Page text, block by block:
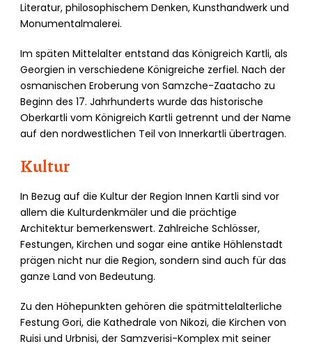
Literatur, philosophischem Denken, Kunsthandwerk und
Monumentalmalerei.
Im späten Mittelalter entstand das Königreich Kartli, als
Georgien in verschiedene Königreiche zerfiel. Nach der
osmanischen Eroberung von Samzche-Zaatacho zu
Beginn des 17. Jahrhunderts wurde das historische
Oberkartli vom Königreich Kartli getrennt und der Name
auf den nordwestlichen Teil von Innerkartli übertragen.
Kultur
In Bezug auf die Kultur der Region Innen Kartli sind vor
allem die Kulturdenkmäler und die prächtige
Architektur bemerkenswert. Zahlreiche Schlösser,
Festungen, Kirchen und sogar eine antike Höhlenstadt
prägen nicht nur die Region, sondern sind auch für das
ganze Land von Bedeutung.
Zu den Höhepunkten gehören die spätmittelalterliche
Festung Gori, die Kathedrale von Nikozi, die Kirchen von
Ruisi und Urbnisi, der Samzverisi-Komplex mit seiner